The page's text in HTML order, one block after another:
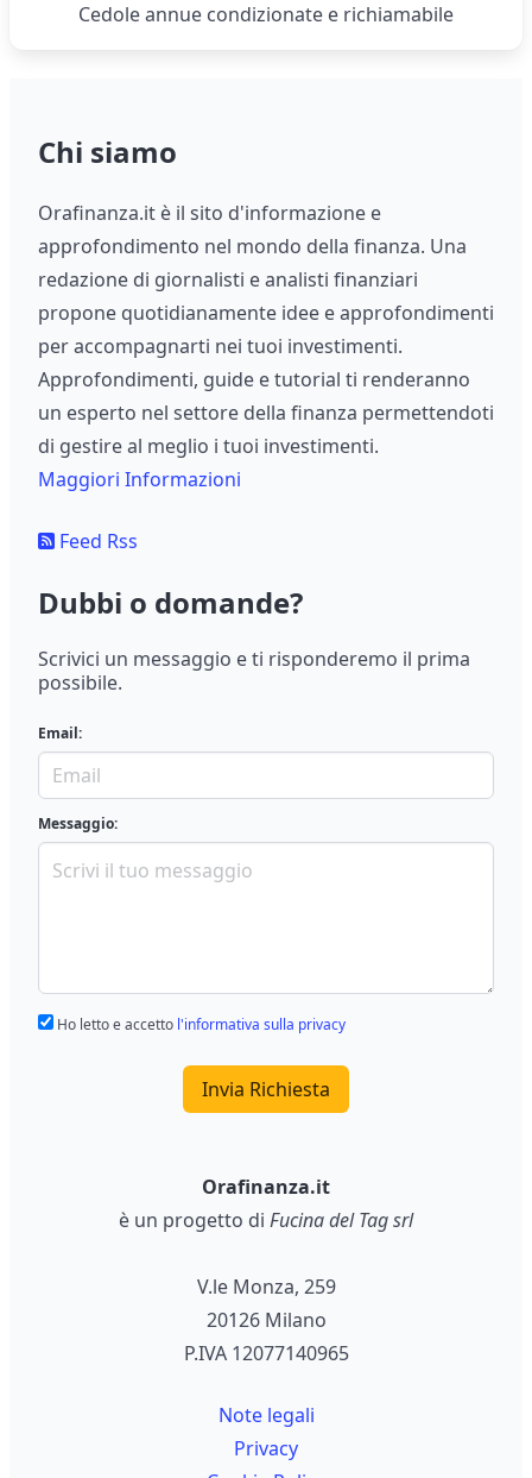
Cedole annue condizionate e richiamabile
Chi siamo
Orafinanza.it è il sito d'informazione e
approfondimento nel mondo della finanza. Una
redazione di giornalisti e analisti finanziari
propone quotidianamente idee e approfondimenti
per accompagnarti nei tuoi investimenti.
Approfondimenti, guide e tutorial ti renderanno
un esperto nel settore della finanza permettendoti
di gestire al meglio i tuoi investimenti.
Maggiori Informazioni
Feed Rss
Dubbi o domande?
Scrivici un messaggio e ti risponderemo il prima
possibile.
Email:
Messaggio:
Ho letto e accetto l'informativa sulla privacy
Invia Richiesta
Orafinanza.it
è un progetto di Fucina del Tag srl
V.le Monza, 259
20126 Milano
P.IVA 12077140965
Note legali
Privacy